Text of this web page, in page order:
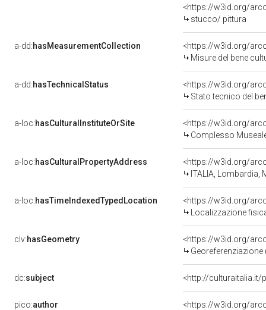
<https://w3id.org/
stucco/ pittura
a-dd:hasMeasurementCollection
<https://w3id.org/
Misure del bene
a-dd:hasTechnicalStatus
<https://w3id.org/
Stato tecnico del
a-loc:hasCulturalInstituteOrSite
<https://w3id.org/
Complesso
a-loc:hasCulturalPropertyAddress
<https://w3id.org/
ITALIA, Lombardia,
a-loc:hasTimeIndexedTypedLocation
<https://w3id.org/
Localizzazione
clv:hasGeometry
<https://w3id.org/
Georeferenziazione
dc:subject <http://culturaitalia.it/
pico:author
<https://w3id.org/